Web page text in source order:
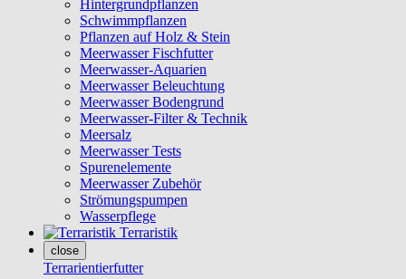
Hintergrundpflanzen
Schwimmpflanzen
Pflanzen auf Holz & Stein
Meerwasser Fischfutter
Meerwasser-Aquarien
Meerwasser Beleuchtung
Meerwasser Bodengrund
Meerwasser-Filter & Technik
Meersalz
Meerwasser Tests
Spurenelemente
Meerwasser Zubehör
Strömungspumpen
Wasserpflege
Terraristik
close
Terrarientierfutter